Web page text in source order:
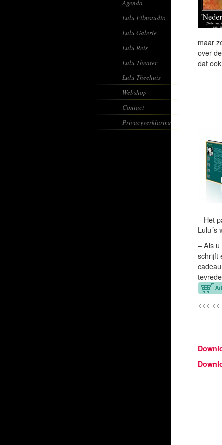
Agenda
Lulu Filmstudio
Lulu Galerie
Lulu Reis
Lulu Theater
Lulu Theehuis
Webshop
Contact
Privacyverklaring
maar
over
dat
– Het
Lulu´s
– Als u
schrijft
<<< <<